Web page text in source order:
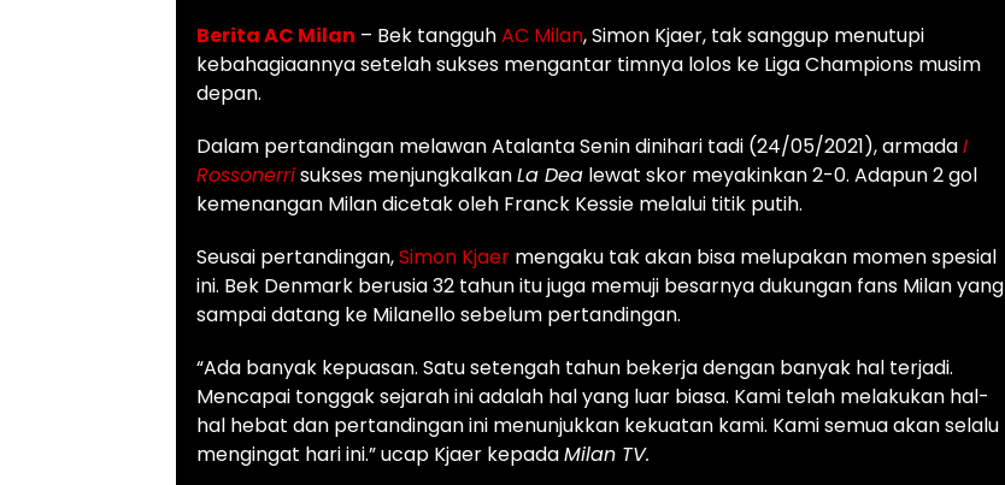
Berita AC Milan – Bek tangguhAC Milan, Simon Kjaer, tak sanggup menutupi
kebahagiaannya setelah sukses mengantar timnya lolos ke Liga Champions musim
depan.
Dalam pertandingan melawan Atalanta Senin dinihari tadi (24/05/2021), armadaI
Rossonerrisukses menjungkalkanLa Dea lewat skor meyakinkan 2-0. Adapun 2 gol
kemenangan Milan dicetak oleh Franck Kessie melalui titik putih.
Seusai pertandingan,Simon Kjaer mengaku tak akan bisa melupakan momen spesial
ini. Bek Denmark berusia 32 tahun itu juga memuji besarnya dukungan fans Milan yang
sampai datang ke Milanello sebelum pertandingan.
“Ada banyak kepuasan. Satu setengah tahun bekerja dengan banyak hal terjadi.
Mencapai tonggak sejarah ini adalah hal yang luar biasa. Kami telah melakukan hal-
hal hebat dan pertandingan ini menunjukkan kekuatan kami. Kami semua akan selalu
mengingat hari ini.” ucap Kjaer kepadaMilan TV.